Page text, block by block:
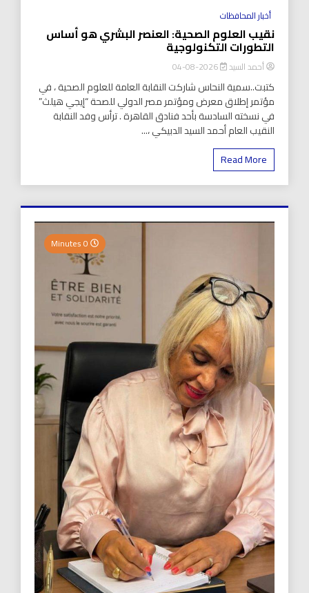
أخبار المحافظات
نقيب العلوم الصحية: العنصر البشري هو أساس
التطورات التكنولوجية
أحمد السيد 2026-08-04
كتبت..سمية النحاس شاركت النقابة العامة للعلوم الصحية ، في
مؤتمر إطلاق معرض ومؤتمر مصر الدولي للصحة “إيجي هيلث”
في نسخته السادسة بأحد فنادق القاهرة . ترأس وفد النقابة
النقيب العام أحمد السيد الدبيكي ،...
Read More